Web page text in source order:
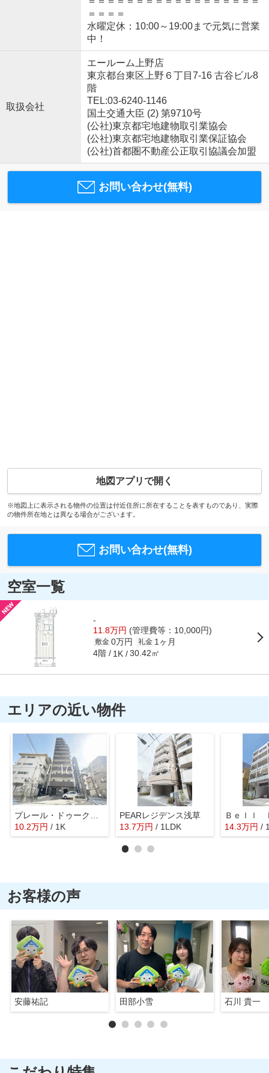
＝＝＝＝
水曜定休：10:00～19:00まで元気に営業
中！
取扱会社
エールーム上野店
東京都台東区上野６丁目7-16 古谷ビル8
階
TEL:03-6240-1146
国土交通大臣 (2) 第9710号
(公社)東京都宅地建物取引業協会
(公社)東京都宅地建物取引業保証協会
(公社)首都圏不動産公正取引協議会加盟
お問い合わせ(無料)
地図アプリで開く
※地図上に表示される物件の位置は付近住所に所在することを表すものであり、実際
の物件所在地とは異なる場合がございます。
お問い合わせ(無料)
空室一覧
-
11.8万円 (管理費等：10,000円)
敷金 0万円 礼金 1ヶ月
4階 1K 30.42㎡
エリアの近い物件
10.2万円 / 1K
PEARレジデンス浅草
13.7万円 / 1LDK 14.3万円 /
お客様の声
安藤祐記 田部小雪 石川 貴一